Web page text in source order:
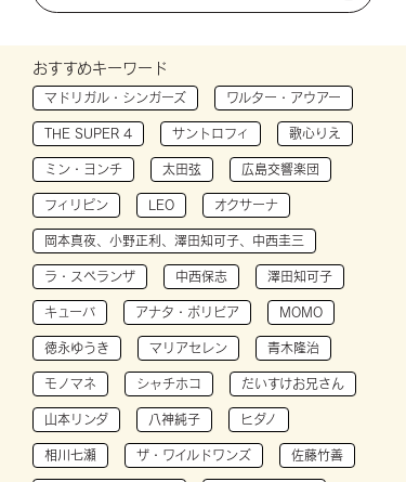
おすすめキーワード
マドリガル・シンガーズ ワルター・アウアー
THE SUPER 4 サントロフィ 歌心りえ
ミン・ヨンチ 太田弦 広島交響楽団
フィリピン LEO オクサーナ
岡本真夜、小野正利、澤田知可子、中西圭三
ラ・スペランザ 中西保志 澤田知可子
キューバ アナタ・ボリビア MOMO
徳永ゆうき マリアセレン 青木隆治
モノマネ シャチホコ だいすけお兄さん
山本リンダ 八神純子 ヒダノ
相川七瀬 ザ・ワイルドワンズ 佐藤竹善